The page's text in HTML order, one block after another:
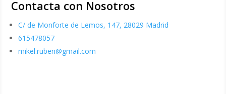
Contacta con Nosotros
C/ de Monforte de Lemos, 147, 28029 Madrid
615478057
mikel.ruben@gmail.com